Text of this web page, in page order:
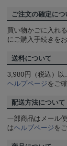
ご注文の確定につ
買い物かごに入れ
にご購入手続きを
送料について
3,980円（税込）以
ヘルプページをご
配送方法について
一部商品はメール
はヘルプページを